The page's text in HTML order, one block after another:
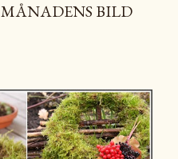
BILD